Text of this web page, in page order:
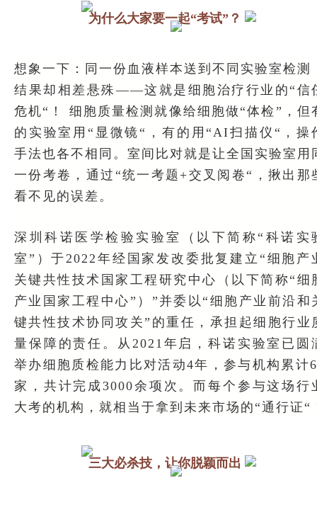
为什么大家要一起“考试”？
想象一下：同一份血液样本送到不同实验室检测
结果却相差悬殊——这就是细胞治疗行业的“信
危机“！ 细胞质量检测就像给细胞做“体检”，但
的实验室用“显微镜“，有的用“AI扫描仪“，操
手法也各不相同。室间比对就是让全国实验室用
一份考卷，通过“统一考题+交叉阅卷“，揪出那
看不见的误差。
深圳科诺医学检验实验室（以下简称“科诺实
室”）于2022年经国家发改委批复建立“细胞产
关键共性技术国家工程研究中心（以下简称“细
产业国家工程中心”）”并委以“细胞产业前沿和
键共性技术协同攻关”的重任，承担起细胞行业
量保障的责任。从2021年启，科诺实验室已圆
举办细胞质检能力比对活动4年，参与机构累计
家，共计完成3000余项次。而每个参与这场行
大考的机构，就相当于拿到未来市场的“通行证“
三大必杀技，让你脱颖而出